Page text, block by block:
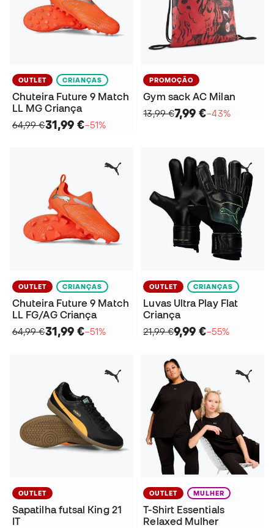
OUTLET CRIANÇAS
Chuteira Future 9 Match
LL MG Criança
64,99 €31,99 €−51%
PROMOÇÃO
Gym sack AC Milan
13,99 €7,99 €−43%
OUTLET CRIANÇAS
Chuteira Future 9 Match
LL FG/AG Criança
64,99 €31,99 €−51%
OUTLET CRIANÇAS
Luvas Ultra Play Flat
Criança
21,99 €9,99 €−55%
OUTLET
Sapatilha futsal King 21
IT
OUTLET MULHER
T-Shirt Essentials
Relaxed Mulher